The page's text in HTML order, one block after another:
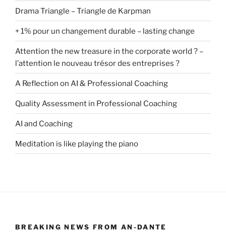
Drama Triangle – Triangle de Karpman
+ 1% pour un changement durable – lasting change
Attention the new treasure in the corporate world ? –
l’attention le nouveau trésor des entreprises ?
A Reflection on AI & Professional Coaching
Quality Assessment in Professional Coaching
AI and Coaching
Meditation is like playing the piano
BREAKING NEWS FROM AN-DANTE